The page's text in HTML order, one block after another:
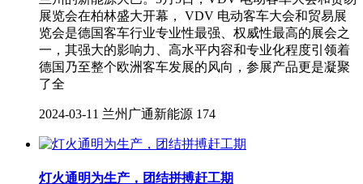
展览会在柏林盛大开幕， VDV 电动客⻋⼤会和贸易展
览会是德国客车行业专业性最强、权威性最高的展会之
一，其强大的影响力、高水平内容和专业化程度引领着
德国乃至整个欧洲客车发展的风向，参展产品更是凝聚
了全
2024-03-11 兰州广通新能源 174
灯火通明为生产，团结拼搏赶工期